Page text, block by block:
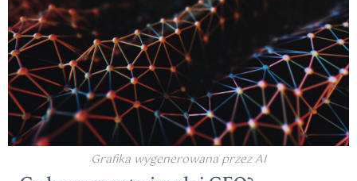
Grafika wygenerowana przez AI